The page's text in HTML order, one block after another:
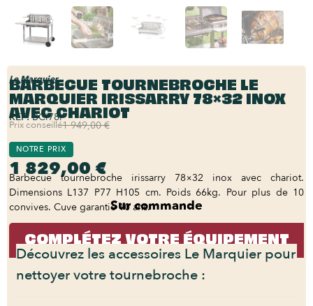
Le Marquier
BARBECUE TOURNEBROCHE LE
MARQUIER IRISSARRY 78×32 INOX
AVEC CHARIOT
REF:BCi78i
Prix conseillé1 949,00 €
NOTRE PRIX
1 829,00 €
Barbecue tournebroche irissarry 78×32 inox avec chariot.
Dimensions L137 P77 H105 cm. Poids 66kg. Pour plus de 10
convives. Cuve garantie 10 ans.Sur commande
COMPLÉTEZ VOTRE ÉQUIPEMENT
Découvrez les accessoires Le Marquier pour
nettoyer votre tournebroche :